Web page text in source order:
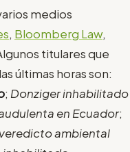
medios
, Bloomberg Law,
titulares que
últimas horas son:
; Donziger inhabilitado
en Ecuador;
ambiental